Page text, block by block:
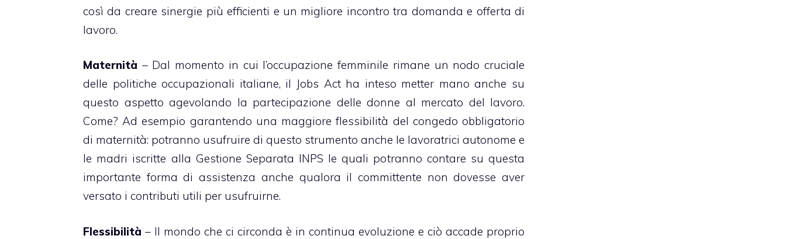
così da creare sinergie più efficienti e un migliore incontro tra domanda e offerta di
lavoro.
Maternità – Dal momento in cui l’occupazione femminile rimane un nodo cruciale
delle politiche occupazionali italiane, il Jobs Act ha inteso metter mano anche su
questo aspetto agevolando la partecipazione delle donne al mercato del lavoro.
Come? Ad esempio garantendo una maggiore flessibilità del congedo obbligatorio
di maternità: potranno usufruire di questo strumento anche le lavoratrici autonome e
le madri iscritte alla Gestione Separata INPS le quali potranno contare su questa
importante forma di assistenza anche qualora il committente non dovesse aver
versato i contributi utili per usufruirne.
Flessibilità – Il mondo che ci circonda è in continua evoluzione e ciò accade proprio